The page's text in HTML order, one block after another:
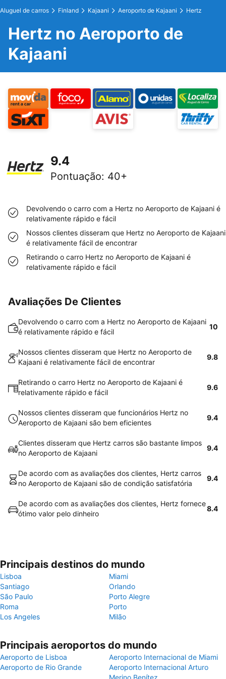
Aluguel de carros Finland Kajaani Aeroporto de Kajaani Hertz
Hertz no Aeroporto de
Kajaani
9.4
Pontuação: 40+
Devolvendo o carro com a Hertz no Aeroporto de Kajaani é
relativamente rápido e fácil
Nossos clientes disseram que Hertz no Aeroporto de Kajaani
é relativamente fácil de encontrar
Retirando o carro Hertz no Aeroporto de Kajaani é
relativamente rápido e fácil
Avaliações De Clientes
Devolvendo o carro com a Hertz no Aeroporto de Kajaani
é relativamente rápido e fácil
10
Nossos clientes disseram que Hertz no Aeroporto de
Kajaani é relativamente fácil de encontrar
9.8
Retirando o carro Hertz no Aeroporto de Kajaani é
relativamente rápido e fácil
9.6
Nossos clientes disseram que funcionários Hertz no
Aeroporto de Kajaani são bem eficientes
9.4
Clientes disseram que Hertz carros são bastante limpos
no Aeroporto de Kajaani
9.4
De acordo com as avaliações dos clientes, Hertz carros
no Aeroporto de Kajaani são de condição satisfatória
9.4
De acordo com as avaliações dos clientes, Hertz fornece
ótimo valor pelo dinheiro
8.4
Principais destinos do mundo
Lisboa
Miami
Santiago
Orlando
São Paulo
Porto Alegre
Roma
Porto
Los Angeles
Milão
Principais aeroportos do mundo
Aeroporto de Lisboa
Aeroporto Internacional de Miami
Aeroporto de Rio Grande
Aeroporto Internacional Arturo
Merino Benítez